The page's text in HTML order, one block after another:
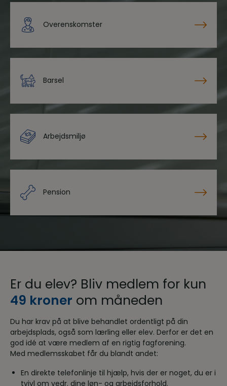
Overenskomster
Barsel
Arbejdsmiljø
Pension
Er du elev? Bliv medlem for kun
49 kroner om måneden
Du har krav på at blive behandlet ordentligt på din
arbejdsplads, også som lærling eller elev. Derfor er det en
god idé at være medlem af en rigtig fagforening.
Med medlemsskabet får du blandt andet:
En direkte telefonlinje til hjælp, hvis der er noget, du er i
tvivl om vedr. dine løn- og arbejdsforhold.